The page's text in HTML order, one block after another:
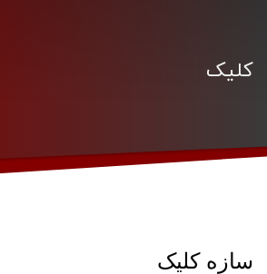
کلیک
سازه کلیک